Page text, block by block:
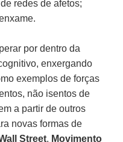
redes de afetos;
por dentro da
enxergando
exemplos de forças
não isentos de
a partir de outros
novas formas de
Street, Movimento